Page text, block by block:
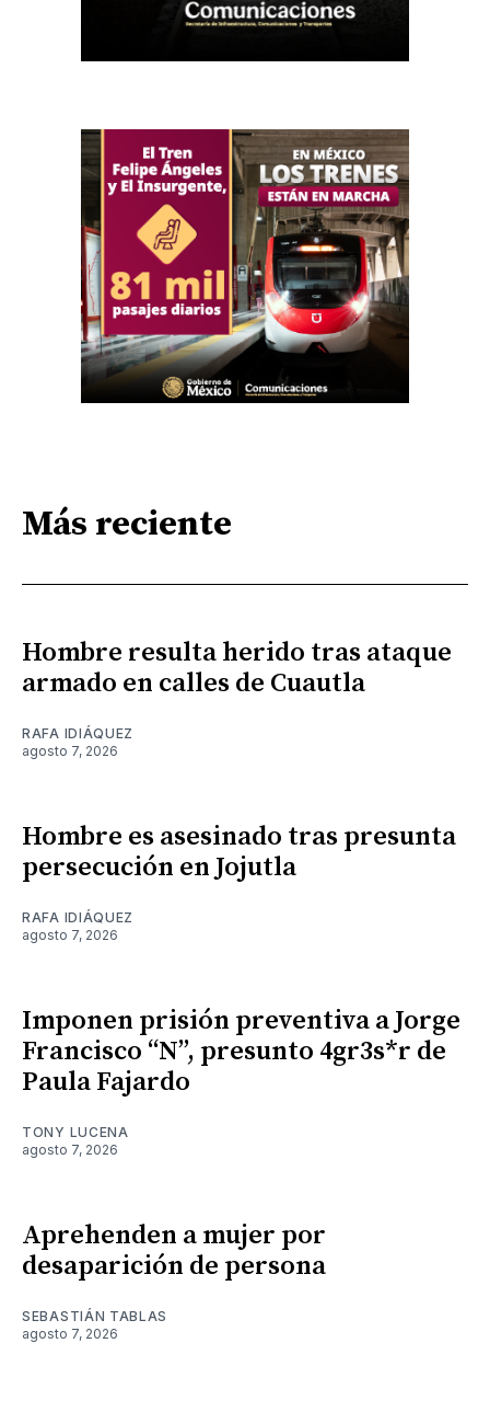
Más reciente
Hombre resulta herido tras ataque
armado en calles de Cuautla
RAFA IDIÁQUEZ
agosto 7, 2026
Hombre es asesinado tras presunta
persecución en Jojutla
RAFA IDIÁQUEZ
agosto 7, 2026
Imponen prisión preventiva a Jorge
Francisco “N”, presunto 4gr3s*r de
Paula Fajardo
TONY LUCENA
agosto 7, 2026
Aprehenden a mujer por
desaparición de persona
SEBASTIÁN TABLAS
agosto 7, 2026